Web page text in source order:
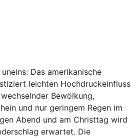
Das amerikanische
leichten Hochdruckeinfluss
Bewölkung,
und nur geringem Regen im
Abend und am Christtag wird
erwartet. Die